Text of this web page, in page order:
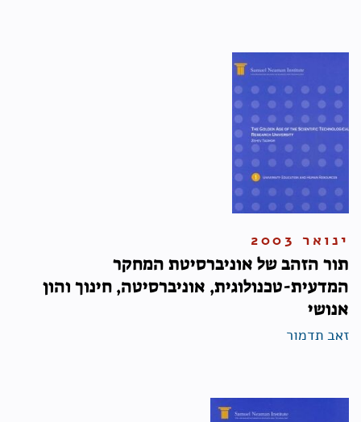
ינואר 2003
תור הזהב של אוניברסיטת המחקר
המדעית-טכנולוגית, אוניברסיטה, חינוך והון
אנושי
זאב תדמור